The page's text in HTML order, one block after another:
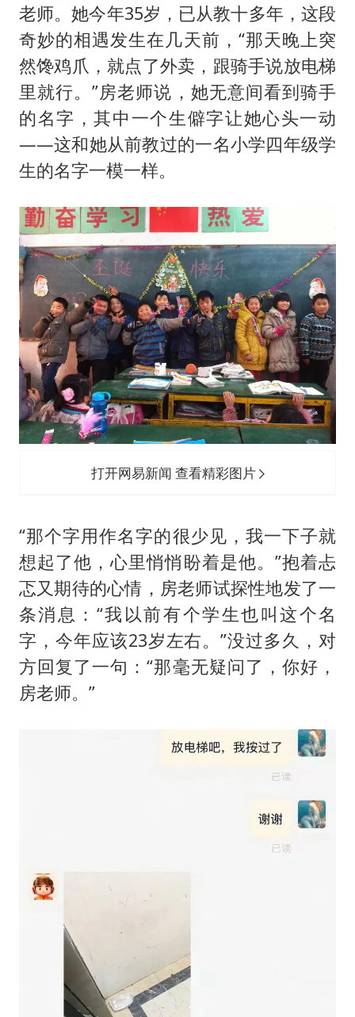
老师。她今年35岁，已从教十多年，这段
奇妙的相遇发生在几天前，“那天晚上突
然馋鸡爪，就点了外卖，跟骑手说放电梯
里就行。”房老师说，她无意间看到骑手
的名字，其中一个生僻字让她心头一动
——这和她从前教过的一名小学四年级学
生的名字一模一样。
打开网易新闻 查看精彩图片
“那个字用作名字的很少见，我一下子就
想起了他，心里悄悄盼着是他。”抱着忐
忑又期待的心情，房老师试探性地发了一
条消息：“我以前有个学生也叫这个名
字，今年应该23岁左右。”没过多久，对
方回复了一句：“那毫无疑问了，你好，
房老师。”